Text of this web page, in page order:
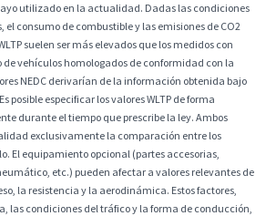
utilizado en la actualidad. Dadas las condiciones
el consumo de combustible y las emisiones de CO2
suelen ser más elevados que los medidos con
de vehículos homologados de conformidad con la
NEDC derivarían de la información obtenida bajo
posible especificar los valores WLTP de forma
durante el tiempo que prescribe la ley. Ambos
exclusivamente la comparación entre los
El equipamiento opcional (partes accesorias,
etc.) pueden afectar a valores relevantes de
la resistencia y la aerodinámica. Estos factores,
las condiciones del tráfico y la forma de conducción,